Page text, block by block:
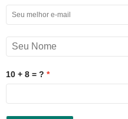
10 + 8 = ?